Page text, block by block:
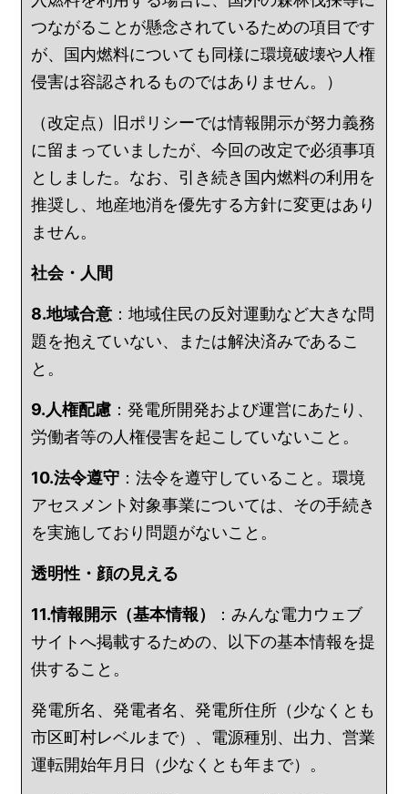
つながることが懸念されているための項目です
が、国内燃料についても同様に環境破壊や人権
侵害は容認されるものではありません。）
（改定点）旧ポリシーでは情報開示が努力義務
に留まっていましたが、今回の改定で必須事項
としました。なお、引き続き国内燃料の利用を
推奨し、地産地消を優先する方針に変更はあり
ません。
社会・人間
8.地域合意 ：地域住民の反対運動など大きな問
題を抱えていない、または解決済みであるこ
と。
9.人権配慮 ：発電所開発および運営にあたり、
労働者等の人権侵害を起こしていないこと。
10.法令遵守 ：法令を遵守していること。環境
アセスメント対象事業については、その手続き
を実施しており問題がないこと。
透明性・顔の見える
11.情報開示（基本情報）
：みんな電力ウェブ
サイトへ掲載するための、以下の基本情報を提
供すること。
発電所名、発電者名、発電所住所（少なくとも
市区町村レベルまで）、電源種別、出力、営業
運転開始年月日（少なくとも年まで）。